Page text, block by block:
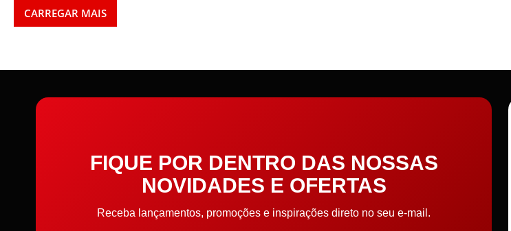
Bojo para Sutiã e Lingerie
CARREGAR MAIS
FIQUE POR DENTRO DAS NOSSAS
NOVIDADES E OFERTAS
Receba lançamentos, promoções e inspirações direto no seu e-mail.